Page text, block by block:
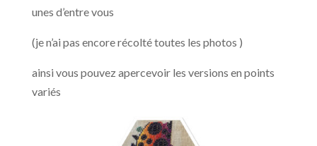
unes d’entre vous
(je n’ai pas encore récolté toutes les photos )
ainsi vous pouvez apercevoir les versions en points
variés